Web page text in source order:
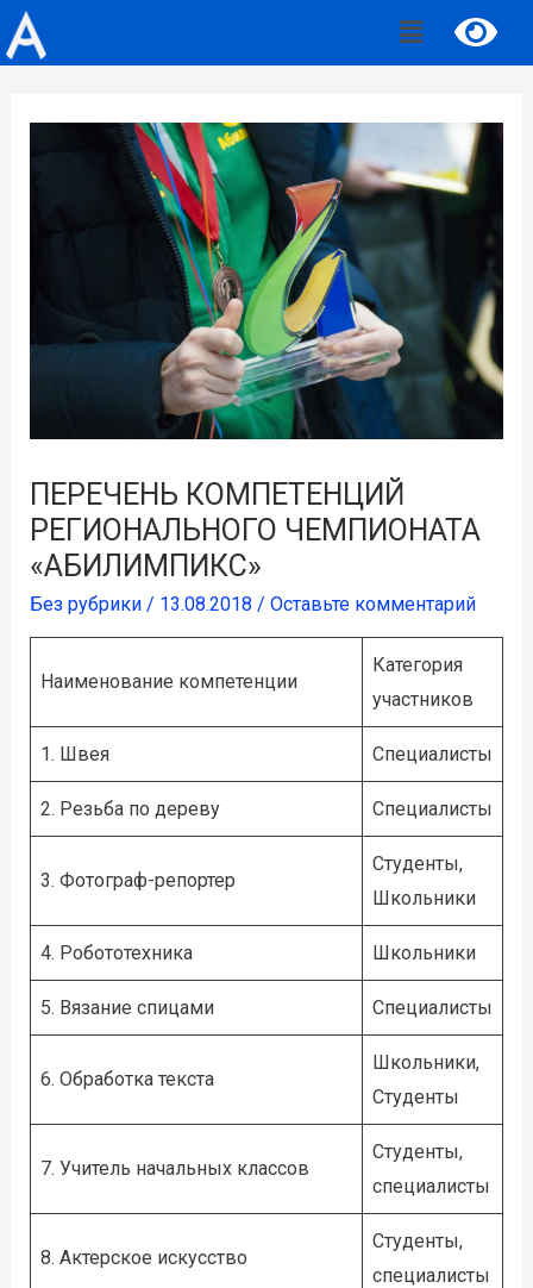
ПЕРЕЧЕНЬ КОМПЕТЕНЦИЙ
РЕГИОНАЛЬНОГО ЧЕМПИОНАТА
«АБИЛИМПИКС»
Без рубрики/ 13.08.2018 / Оставьте комментарий
Наименование компетенции
Категория
участников
1. Швея Специалисты
2. Резьба по дереву Специалисты
3. Фотограф-репортер
Студенты,
Школьники
4. Робототехника Школьники
5. Вязание спицами Специалисты
6. Обработка текста
Школьники,
Студенты
7. Учитель начальных классов
Студенты,
специалисты
8. Актерское искусство
Студенты,
специалисты